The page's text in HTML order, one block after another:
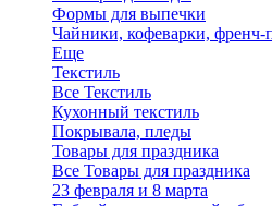
Формы для выпечки
Чайники, кофеварки, френч-
Еще
Текстиль
Все Текстиль
Кухонный текстиль
Покрывала, пледы
Товары для праздника
Все Товары для праздника
23 февраля и 8 марта